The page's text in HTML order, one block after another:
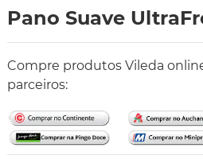
Pano Suave
Compre produtos Vileda
parceiros: